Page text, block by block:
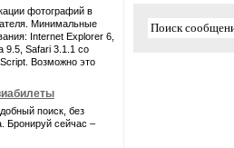
фотографий в
Минимальные
Internet Explorer 6,
9.5, Safari 3.1.1 со
Возможно это
поиск, без
Бронируй сейчас –